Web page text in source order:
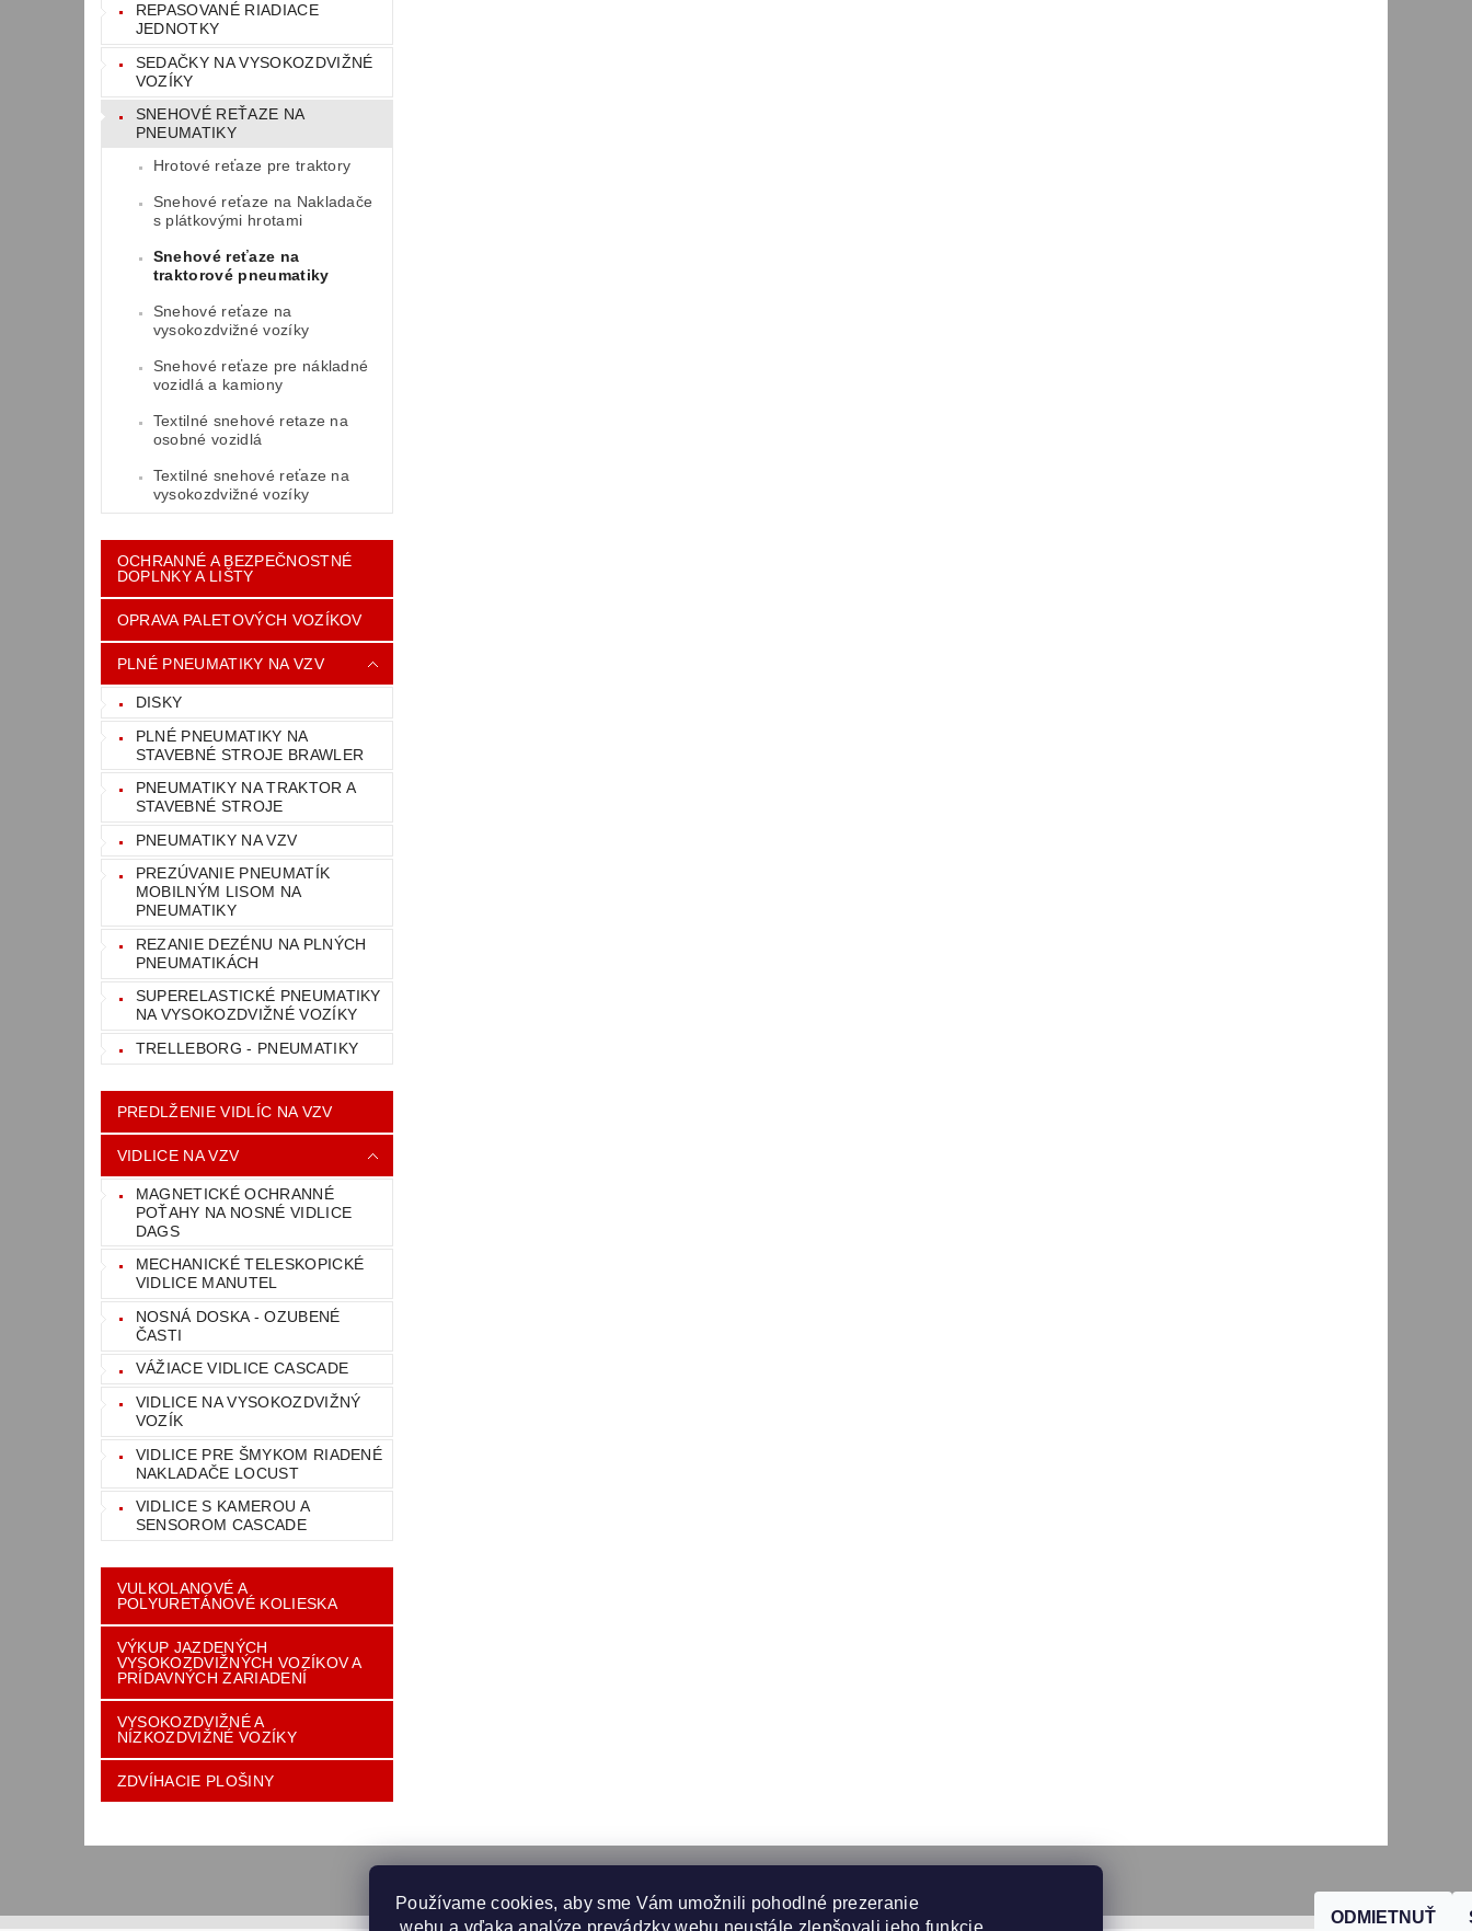
REPASOVANÉ RIADIACE
JEDNOTKY
SEDAČKY NA VYSOKOZDVIŽNÉ
VOZÍKY
SNEHOVÉ REŤAZE NA
PNEUMATIKY
Hrotové reťaze pre traktory
Snehové reťaze na Nakladače
s plátkovými hrotami
Snehové reťaze na
traktorové pneumatiky
Snehové reťaze na
vysokozdvižné vozíky
Snehové reťaze pre nákladné
vozidlá a kamiony
Textilné snehové retaze na
osobné vozidlá
Textilné snehové reťaze na
vysokozdvižné vozíky
OCHRANNÉ A BEZPEČNOSTNÉ
DOPLNKY A LIŠTY
OPRAVA PALETOVÝCH VOZÍKOV
PLNÉ PNEUMATIKY NA VZV
DISKY
PLNÉ PNEUMATIKY NA
STAVEBNÉ STROJE BRAWLER
PNEUMATIKY NA TRAKTOR A
STAVEBNÉ STROJE
PNEUMATIKY NA VZV
PREZÚVANIE PNEUMATÍK
MOBILNÝM LISOM NA
PNEUMATIKY
REZANIE DEZÉNU NA PLNÝCH
PNEUMATIKÁCH
SUPERELASTICKÉ PNEUMATIKY
NA VYSOKOZDVIŽNÉ VOZÍKY
TRELLEBORG - PNEUMATIKY
PREDLŽENIE VIDLÍC NA VZV
VIDLICE NA VZV
MAGNETICKÉ OCHRANNÉ
POŤAHY NA NOSNÉ VIDLICE
DAGS
MECHANICKÉ TELESKOPICKÉ
VIDLICE MANUTEL
NOSNÁ DOSKA - OZUBENÉ
ČASTI
VÁŽIACE VIDLICE CASCADE
VIDLICE NA VYSOKOZDVIŽNÝ
VOZÍK
VIDLICE PRE ŠMYKOM RIADENÉ
NAKLADAČE LOCUST
VIDLICE S KAMEROU A
SENSOROM CASCADE
VULKOLANOVÉ A
POLYURETÁNOVÉ KOLIESKA
VÝKUP JAZDENÝCH
VYSOKOZDVIŽNÝCH VOZÍKOV A
PRÍDAVNÝCH ZARIADENÍ
VYSOKOZDVIŽNÉ A
NÍZKOZDVIŽNÉ VOZÍKY
ZDVÍHACIE PLOŠINY
Používame cookies, aby sme Vám umožnili pohodlné prezeranie
webu a vďaka analýze prevádzky webu neustále zlepšovali jeho funkcie,
ODMIETNUŤ